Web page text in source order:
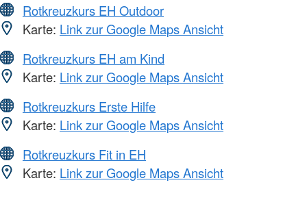
Rotkreuzkurs EH Outdoor
Karte: Link zur Google Maps Ansicht
Rotkreuzkurs EH am Kind
Karte: Link zur Google Maps Ansicht
Rotkreuzkurs Erste Hilfe
Karte: Link zur Google Maps Ansicht
Rotkreuzkurs Fit in EH
Karte: Link zur Google Maps Ansicht